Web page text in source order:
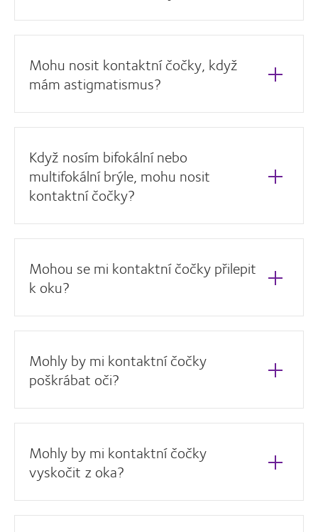
Mohu nosit kontaktní čočky, když
mám astigmatismus?
Když nosím bifokální nebo
multifokální brýle, mohu nosit
kontaktní čočky?
Mohou se mi kontaktní čočky přilepit
k oku?
Mohly by mi kontaktní čočky
poškrábat oči?
Mohly by mi kontaktní čočky
vyskočit z oka?